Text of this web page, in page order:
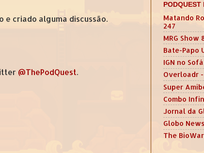
e criado alguma discussão.
@ThePodQuest.
PODQUEST
Matando
247
MRG Show
Bate-Papo
IGN no Sofá
Overloadr
Super
Combo
Jornal da
Globo
The